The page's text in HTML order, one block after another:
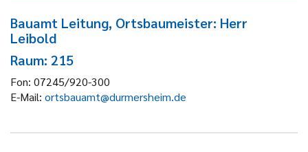
Bauamt Leitung, Ortsbaumeister: Herr
Leibold
Raum: 215
Fon: 07245/920-300
E-Mail: ortsbauamt@durmersheim.de